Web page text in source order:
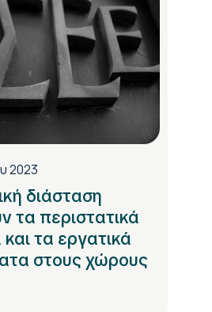
2023
διάσταση
τα περιστατικά
τα εργατικά
στους χώρους